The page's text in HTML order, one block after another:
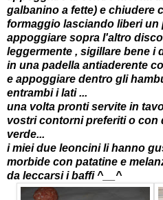
galbanino a fette) e chiudere
formaggio lasciando liberi
appoggiare sopra l'altro
leggermente , sigillare bene i
in una padella antiaderente
e appoggiare dentro gli
entrambi i lati ...
una volta pronti servite in
vostri contorni preferiti o con
verde...
i miei due leoncini li hanno
morbide con patatine e
da leccarsi i baffi ^__^